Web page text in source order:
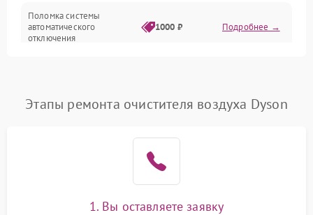
Поломка системы
автоматического
отключения
1000 ₽ Подробнее →
1000 ₽
1000 ₽
Этапы ремонта очистителя воздуха Dyson
1. Вы оставляете заявку